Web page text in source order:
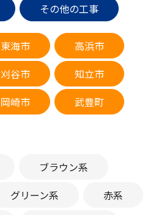
その他の工事
東海市
高浜市
刈谷市
知立市
岡崎市
武豊町
ブラウン系
グリーン系
赤系